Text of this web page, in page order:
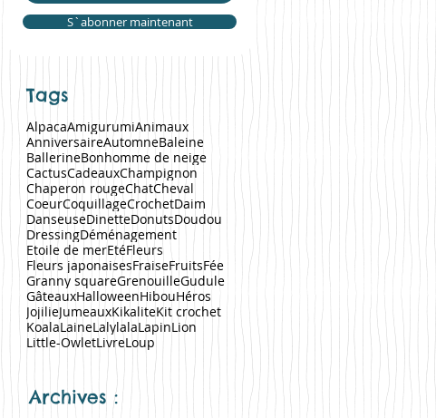
S`abonner maintenant
Tags
AlpacaAmigurumiAnimaux
AnniversaireAutomneBaleine
BallerineBonhomme de neige
CactusCadeauxChampignon
Chaperon rougeChatCheval
CoeurCoquillageCrochetDaim
DanseuseDinetteDonutsDoudou
DressingDéménagement
Etoile de merEtéFleurs
Fleurs japonaisesFraiseFruitsFée
Granny squareGrenouilleGudule
GâteauxHalloweenHibouHéros
JojilieJumeauxKikaliteKit crochet
KoalaLaineLalylalaLapinLion
Little-OwletLivreLoup
Archives :